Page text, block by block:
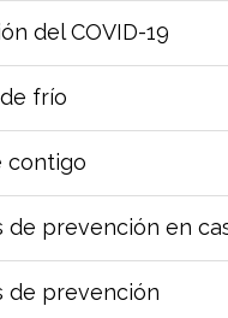
del COVID-19
frío
contigo
de prevención en
de prevención